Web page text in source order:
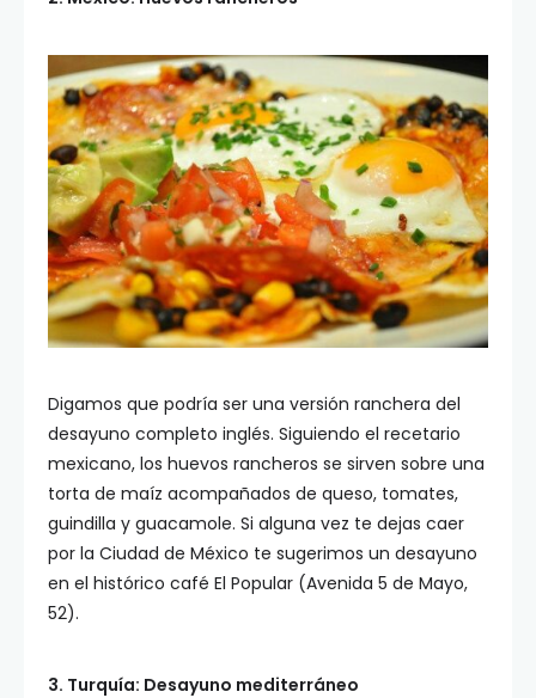
Digamos que podría ser una versión ranchera del
desayuno completo inglés. Siguiendo el recetario
mexicano, los huevos rancheros se sirven sobre una
torta de maíz acompañados de queso, tomates,
guindilla y guacamole. Si alguna vez te dejas caer
por la Ciudad de México te sugerimos un desayuno
en el histórico café El Popular (Avenida 5 de Mayo,
52).
3. Turquía: Desayuno mediterráneo